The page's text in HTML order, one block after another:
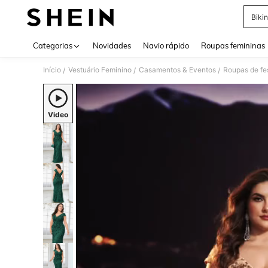
Categorias Novidades Navio rápido Roupas femininas
Início / Vestuário Feminino / Casamentos & Eventos / Roupas de
Video